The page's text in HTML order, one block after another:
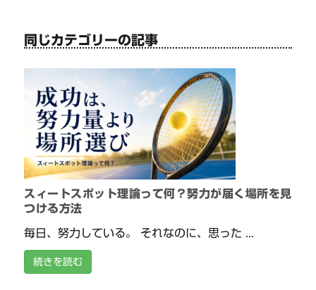
同じカテゴリーの記事
スィートスポット理論って何？努力が届く場所を見
つける方法
毎日、努力している。 それなのに、思った ...
続きを読む